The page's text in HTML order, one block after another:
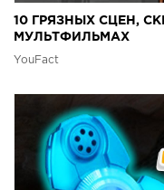
10 ГРЯЗНЫХ СЦЕН,
МУЛЬТФИЛЬМАХ
YouFact